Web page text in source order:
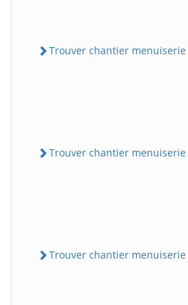
Trouver chantier menuiserie
Trouver chantier menuiserie
Trouver chantier menuiserie